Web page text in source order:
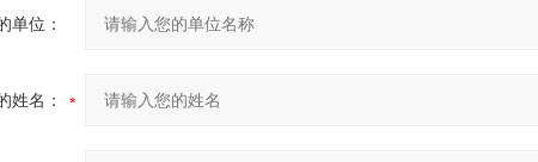
单位：
姓名：